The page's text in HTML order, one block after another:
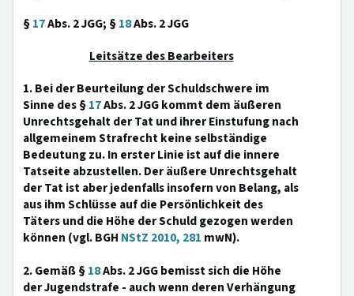
§17Abs. 2 JGG; §18Abs. 2 JGG
Leitsätze des Bearbeiters
1. Bei der Beurteilung der Schuldschwere im
Sinne des §17Abs. 2 JGG kommt dem äußeren
Unrechtsgehalt der Tat und ihrer Einstufung nach
allgemeinem Strafrecht keine selbständige
Bedeutung zu. In erster Linie ist auf die innere
Tatseite abzustellen. Der äußere Unrechtsgehalt
der Tat ist aber jedenfalls insofern von Belang, als
aus ihm Schlüsse auf die Persönlichkeit des
Täters und die Höhe der Schuld gezogen werden
können (vgl. BGH NStZ 2010, 281 mwN).
2. Gemäß §18Abs. 2 JGG bemisst sich die Höhe
der Jugendstrafe - auch wenn deren Verhängung